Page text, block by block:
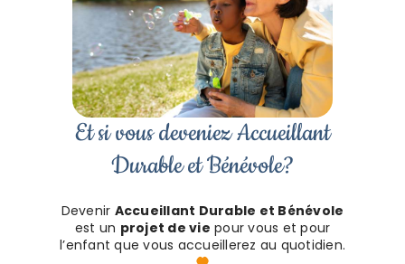
Et si vous deveniez Accueillant
Durable et Bénévole?
Devenir Accueillant Durable et Bénévole
est un projet de vie pour vous et pour
l’enfant que vous accueillerez au quotidien.